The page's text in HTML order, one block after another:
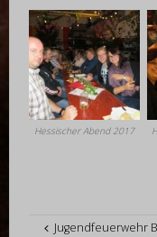
Hessischer Abend 2017
Jugendfeuerwehr